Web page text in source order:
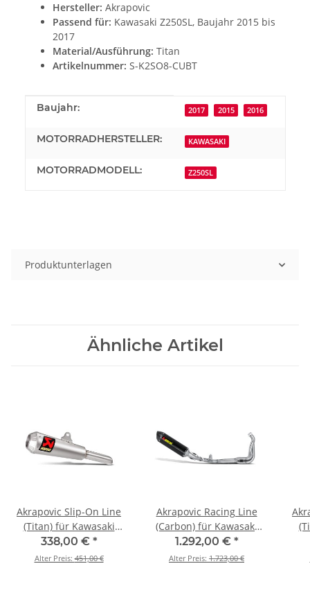
Hersteller: Akrapovic
Passend für: Kawasaki Z250SL, Baujahr 2015 bis
2017
Material/Ausführung: Titan
Artikelnummer: S-K2SO8-CUBT
Produkteigenschaft
Wert
Baujahr: 2017 2015 2016
MOTORRADHERSTELLER: KAWASAKI
MOTORRADMODELL: Z250SL
Produktunterlagen
Ähnliche Artikel
Akrapovic Slip-On Line
(Titan) für Kawasaki
Ninja 250SL - BJ. 2015 >
2017 (S-K2SO8-CUBT)
338,00 € *
Alter Preis:451,00 €
Akrapovic Racing Line
(Carbon) für Kawasaki
Z1000 - BJ. 2014 > 2020
(S-K10R8-ZC)
1.292,00 € *
Alter Preis: 1.723,00 €